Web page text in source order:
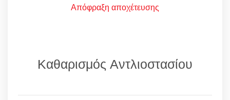
Απόφραξη αποχέτευσης
Καθαρισμός Αντλιοστασίου